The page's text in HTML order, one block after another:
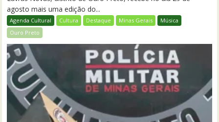
agosto mais uma edição do...
Agenda Cultural Cultura Destaque Minas Gerais
Música
Ouro Preto